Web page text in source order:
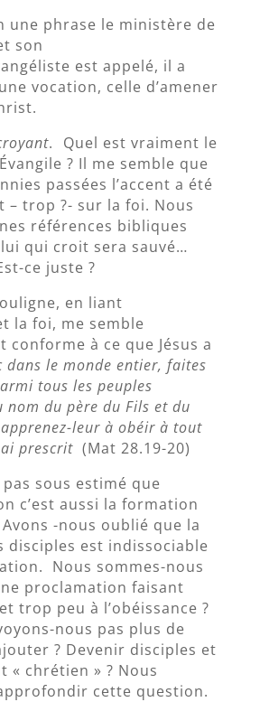
une phrase le ministère de
son
est appelé, il a
vocation, celle d’amener
. Quel est vraiment le
? Il me semble que
passées l’accent a été
– trop ?- sur la foi. Nous
références bibliques
qui croit sera sauvé…
ce juste ?
en liant
la foi, me semble
conforme à ce que Jésus a
dans le monde entier, faites
tous les peuples
nom du père du Fils et du
leur à obéir à tout
prescrit (Mat 28.19-20)
pas sous estimé que
c’est aussi la formation
-nous oublié que la
disciples est indissociable
Nous sommes-nous
proclamation faisant
trop peu à l’obéissance ?
nous pas plus de
? Devenir disciples et
« chrétien » ? Nous
cette question.